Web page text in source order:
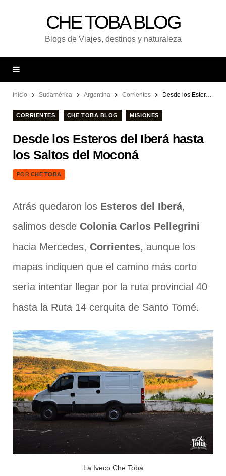
CHE TOBA BLOG
Blogs de Viajes, destinos y naturaleza
Inicio Sudamérica Argentina Corrientes Desde los Esteros del Iberá hasta los Saltos del Moconá
CORRIENTES CHE TOBA BLOG MISIONES
Desde los Esteros del Iberá hasta
los Saltos del Moconá
POR CHE TOBA
Atrás quedaron los Esteros del Iberá,
salimos desde Colonia Carlos Pellegrini
hacia Mercedes, Corrientes, aunque los
mapas indiquen que el camino más corto
sería intentar llegar por la ruta provincial 40
hasta la Ruta 14 cerquita de Santo Tomé.
La Iveco Che Toba